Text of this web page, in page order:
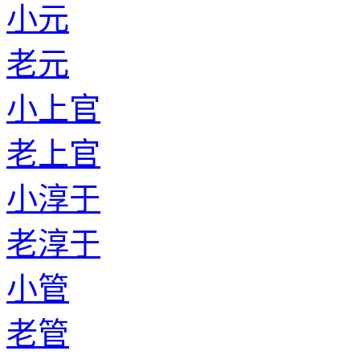
小元
老元
小上官
老上官
小淳于
老淳于
小管
老管